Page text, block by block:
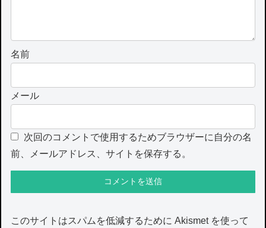
名前
メール
次回のコメントで使用するためブラウザーに自分の名
前、メールアドレス、サイトを保存する。
このサイトはスパムを低減するために Akismet を使って